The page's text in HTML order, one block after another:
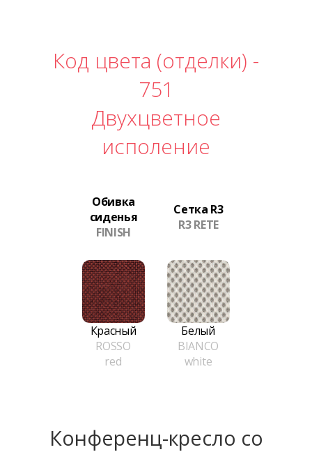
Код цвета (отделки) -
751
Двухцветное
исполение
Обивка
сиденья
FINISH
Сетка R3
R3 RETE
Красный
ROSSO
red
Белый
BIANCO
white
Конференц-кресло сo